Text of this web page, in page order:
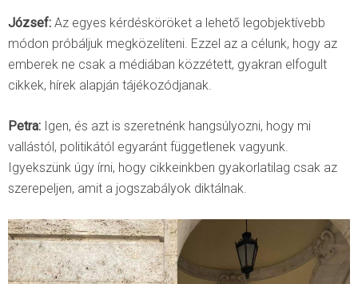
József: Az egyes kérdésköröket a lehető legobjektívebb
módon próbáljuk megközelíteni. Ezzel az a célunk, hogy az
emberek ne csak a médiában közzétett, gyakran elfogult
cikkek, hírek alapján tájékozódjanak.
Petra: Igen, és azt is szeretnénk hangsúlyozni, hogy mi
vallástól, politikától egyaránt függetlenek vagyunk.
Igyekszünk úgy írni, hogy cikkeinkben gyakorlatilag csak az
szerepeljen, amit a jogszabályok diktálnak.